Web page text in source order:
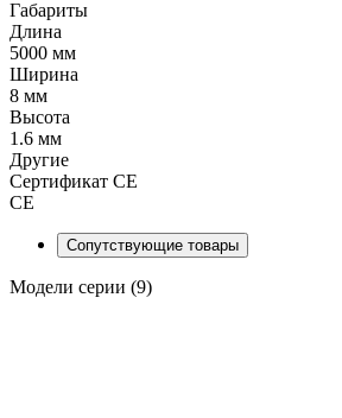
Габариты
Длина
5000 мм
Ширина
8 мм
Высота
1.6 мм
Другие
Сертификат CE
CE
Сопутствующие товары
Модели серии (9)